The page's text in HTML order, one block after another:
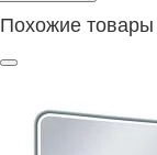
Похожие товары